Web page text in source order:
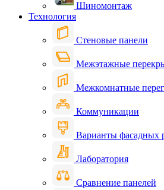
Шиномонтаж
Технология
Стеновые панели
Межэтажные
Межкомнатные
Коммуникации
Варианты фасадных
Лаборатория
Сравнение панелей